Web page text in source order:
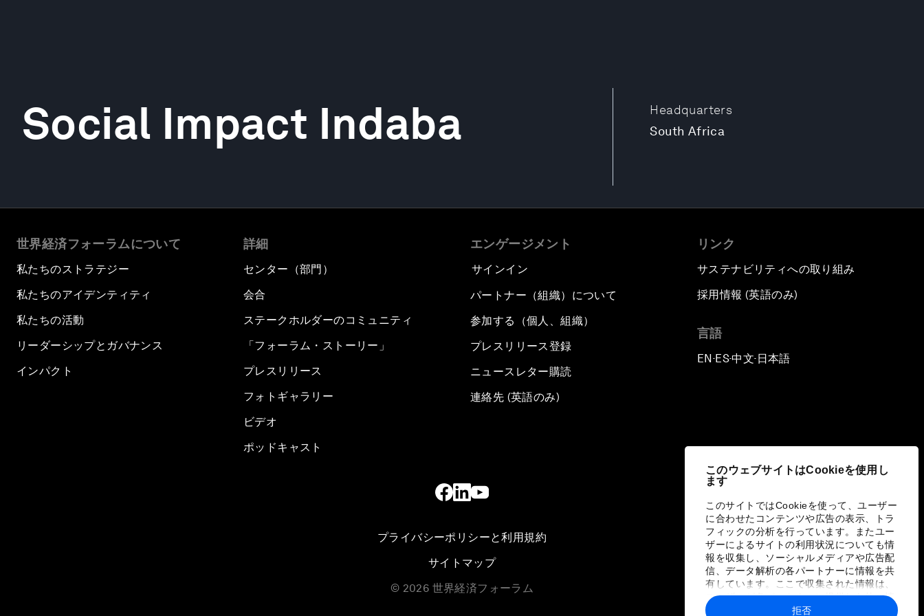
このウェブサイトはCookieを使用し
ます
このサイトではCookieを使って、ユーザー
に合わせたコンテンツや広告の表示、トラ
フィックの分析を行っています。またユー
ザーによるサイトの利用状況についても情
報を収集し、ソーシャルメディアや広告配
信、データ解析の各パートナーに情報を共
有しています。ここで収集された情報は、
ユーザーが各パートナーに提供した他の情
報や各パートナーのサービスを使用した際
拒否
Headquarters
South Africa
Social Impact Indaba
世界経済フォーラムについて
私たちのストラテジー
私たちのアイデンティティ
私たちの活動
リーダーシップとガバナンス
インパクト
詳細
センター（部門）
会合
ステークホルダーのコミュニティ
「フォーラム・ストーリー」
プレスリリース
フォトギャラリー
ビデオ
ポッドキャスト
エンゲージメント
サインイン
パートナー（組織）について
参加する（個人、組織）
プレスリリース登録
ニュースレター購読
連絡先 (英語のみ)
リンク
サステナビリティへの取り組み
採用情報 (英語のみ)
言語
EN ▪ES▪中文▪ 日本語
プライバシーポリシーと利用規約
サイトマップ
© 2026 世界経済フォーラム